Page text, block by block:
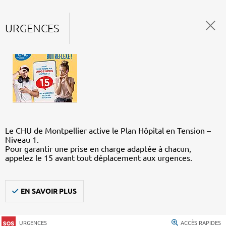
URGENCES
Le CHU de Montpellier active le Plan Hôpital en Tension –
Niveau 1.
Pour garantir une prise en charge adaptée à chacun,
appelez le 15 avant tout déplacement aux urgences.
EN SAVOIR PLUS
URGENCES ACCÈS RAPIDES